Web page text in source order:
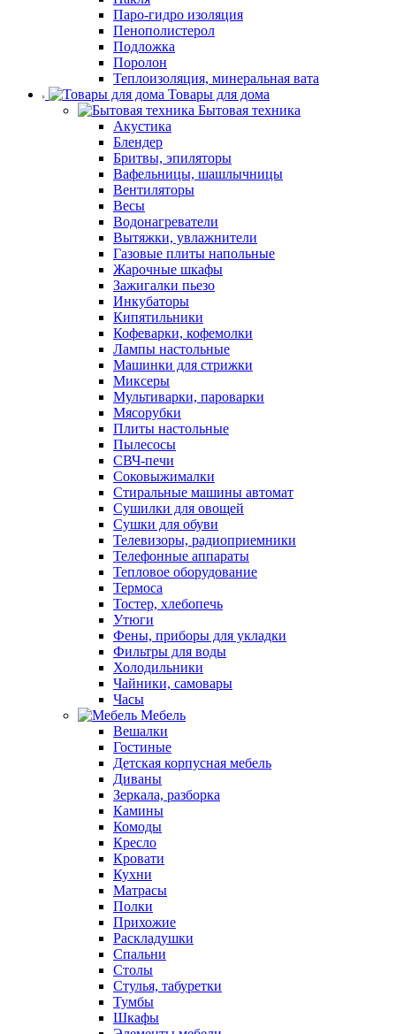
Паро-гидро изоляция
Пенополистерол
Подложка
Поролон
Теплоизоляция, минеральная вата
Товары для дома
Бытовая техника
Акустика
Блендер
Бритвы, эпиляторы
Вафельницы, шашлычницы
Вентиляторы
Весы
Водонагреватели
Вытяжки, увлажнители
Газовые плиты напольные
Жарочные шкафы
Зажигалки пьезо
Инкубаторы
Кипятильники
Кофеварки, кофемолки
Лампы настольные
Машинки для стрижки
Миксеры
Мультиварки, пароварки
Мясорубки
Плиты настольные
Пылесосы
СВЧ-печи
Соковыжималки
Стиральные машины автомат
Сушилки для овощей
Сушки для обуви
Телевизоры, радиоприемники
Телефонные аппараты
Тепловое оборудование
Термоса
Тостер, хлебопечь
Утюги
Фены, приборы для укладки
Фильтры для воды
Холодильники
Чайники, самовары
Часы
Мебель
Вешалки
Гостиные
Детская корпусная мебель
Диваны
Зеркала, разборка
Камины
Комоды
Кресло
Кровати
Кухни
Матрасы
Полки
Прихожие
Раскладушки
Спальни
Столы
Стулья, табуретки
Тумбы
Шкафы